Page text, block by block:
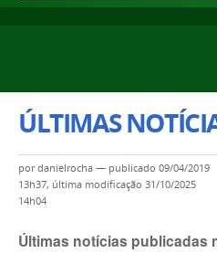
ÚLTIMAS
pordanielrocha — publicado 09/04/2019
13h37, última modificação 31/10/2025
14h04
Últimas notícias publicadas